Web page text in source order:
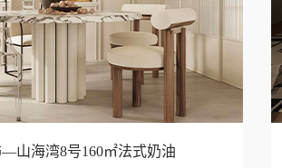
山海湾8号160㎡法式奶油